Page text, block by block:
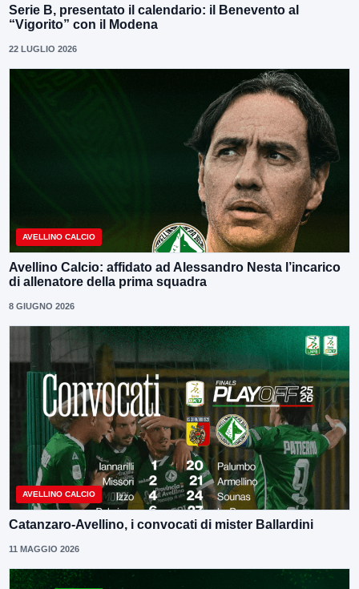
Serie B, presentato il calendario: il Benevento al
“Vigorito” con il Modena
22 LUGLIO 2026
AVELLINO CALCIO
Avellino Calcio: affidato ad Alessandro Nesta l’incarico
di allenatore della prima squadra
8 GIUGNO 2026
AVELLINO CALCIO
Catanzaro-Avellino, i convocati di mister Ballardini
11 MAGGIO 2026